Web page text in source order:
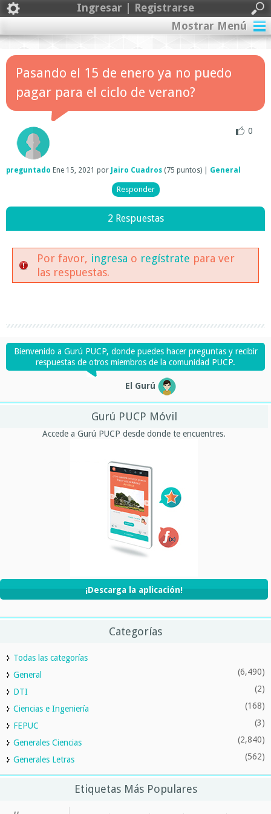
Ingresar | Registrarse
Mostrar Menú
Pasando el 15 de enero ya no puedo
pagar para el ciclo de verano?
0
preguntado Ene 15, 2021 por Jairo Cuadros (75 puntos) General
2 Respuestas
Por favor, ingresa o regístrate para ver
las respuestas.
Bienvenido a Gurú PUCP, donde puedes hacer preguntas y recibir
respuestas de otros miembros de la comunidad PUCP.
El Gurú
Gurú PUCP Móvil
Accede a Gurú PUCP desde donde te encuentres.
¡Descarga la aplicación!
Categorías
Todas las categorías
General
(6,490)
DTI (2)
Ciencias e Ingeniería (168)
FEPUC (3)
Generales Ciencias (2,840)
Generales Letras (562)
Etiquetas Más Populares